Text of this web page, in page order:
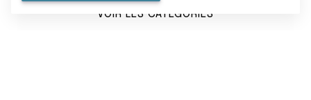
VOIR LES CATÉGORIES